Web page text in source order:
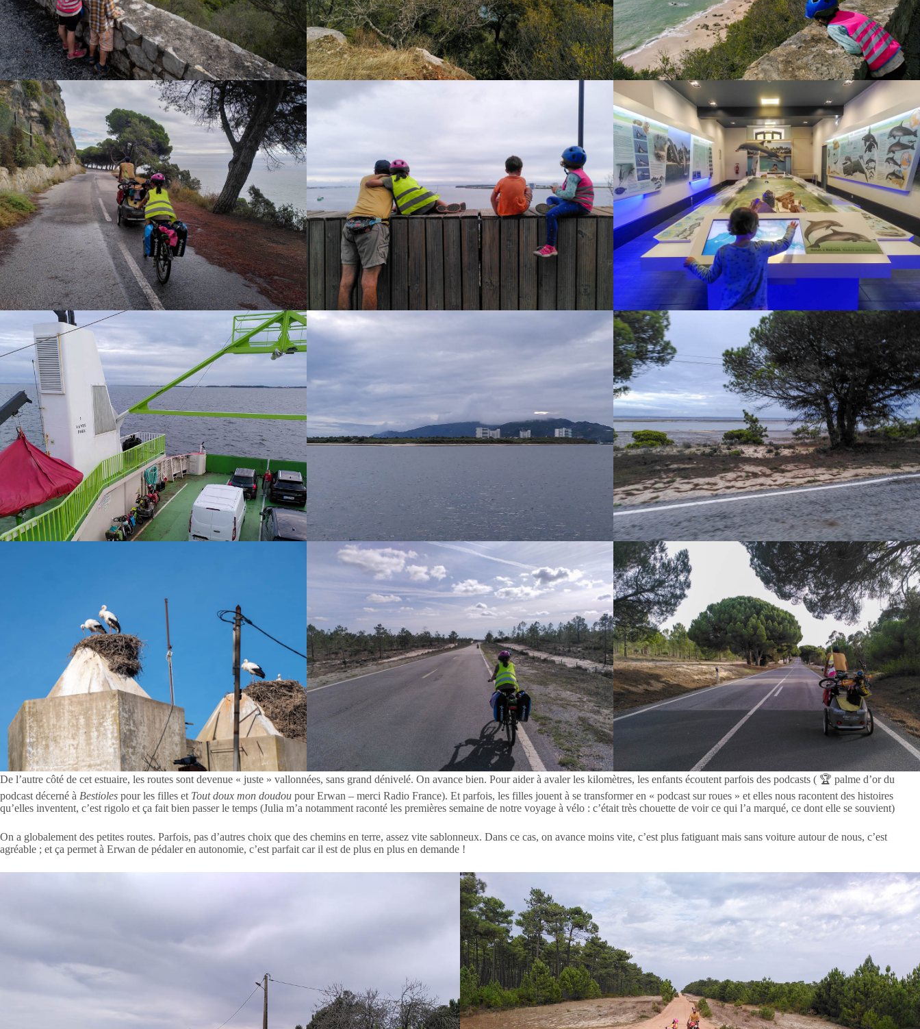
De l’autre côté de cet estuaire, les routes sont devenue « juste » vallonnées, sans grand dénivelé. On avance bien. Pour aider à avaler les kilomètres, les enfants écoutent parfois des podcasts ( 🏆 palme d’or du
podcast décerné à Bestioles pour les filles et Tout doux mon doudou pour Erwan – merci Radio France). Et parfois, les filles jouent à se transformer en « podcast sur roues » et elles nous racontent des histoires
qu’elles inventent, c’est rigolo et ça fait bien passer le temps (Julia m’a notamment raconté les premières semaine de notre voyage à vélo : c’était très chouette de voir ce qui l’a marqué, ce dont elle se souvient)
On a globalement des petites routes. Parfois, pas d’autres choix que des chemins en terre, assez vite sablonneux. Dans ce cas, on avance moins vite, c’est plus fatiguant mais sans voiture autour de nous, c’est
agréable ; et ça permet à Erwan de pédaler en autonomie, c’est parfait car il est de plus en plus en demande !